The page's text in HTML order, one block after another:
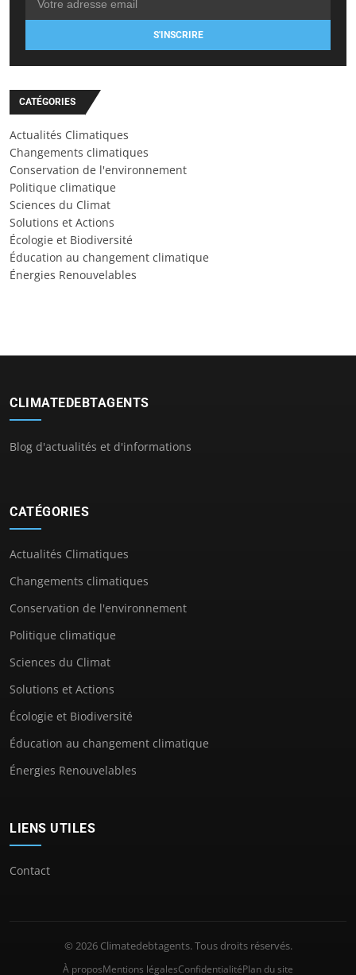
S'INSCRIRE
CATÉGORIES
Actualités Climatiques
Changements climatiques
Conservation de l'environnement
Politique climatique
Sciences du Climat
Solutions et Actions
Écologie et Biodiversité
Éducation au changement climatique
Énergies Renouvelables
CLIMATEDEBTAGENTS
Blog d'actualités et d'informations
CATÉGORIES
Actualités Climatiques
Changements climatiques
Conservation de l'environnement
Politique climatique
Sciences du Climat
Solutions et Actions
Écologie et Biodiversité
Éducation au changement climatique
Énergies Renouvelables
LIENS UTILES
Contact
© 2026 Climatedebtagents. Tous droits réservés.
À proposMentions légalesConfidentialitéPlan du site